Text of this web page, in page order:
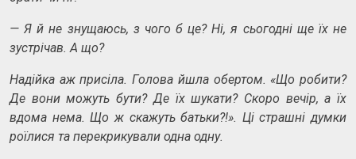
—Я й не знущаюсь, з чого б це? Ні, я сьогодні ще їх не
зустрічав. А що?
Надійка аж присіла. Голова йшла обертом. «Що робити?
Де вони можуть бути? Де їх шукати? Скоро вечір, а їх
вдома нема. Що ж скажуть батьки?!». Ці страшні думки
роїлися та перекрикували одна одну.